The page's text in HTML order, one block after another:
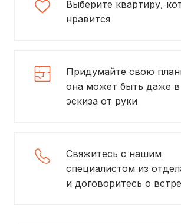
Выберите квартиру,
нравится
Придумайте свою
она может быть даже
эскиза от руки
Свяжитесь с нашим
специалистом из
и договоритесь о